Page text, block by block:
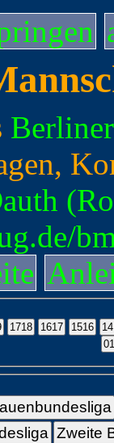
Zweite